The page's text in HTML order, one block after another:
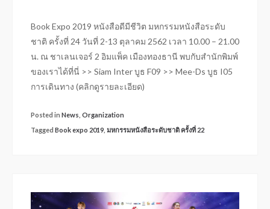
Book Expo 2019 หนังสือดีมีชีวิต มหกรรมหนังสือระดับ
ชาติ ครั้งที่ 24 วันที่ 2-13 ตุลาคม 2562 เวลา 10.00 – 21.00
น. ณ ชาเลนเจอร์ 2 อิมแพ็ค เมืองทองธานี พบกับสำนักพิมพ์
ของเราได้ที่นี่ >> Siam Inter บูธ F09 >> Mee-Ds บูธ I05
การเดินทาง (คลิกดูรายละเอียด)
Posted in News Organization
Tagged Book expo 2019 มหกรรมหนังสือระดับชาติ ครั้งที่ 22